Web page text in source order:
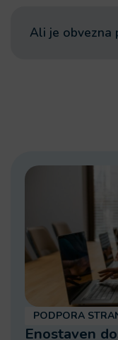
Ali je obvezna
PODPORA
Enostaven